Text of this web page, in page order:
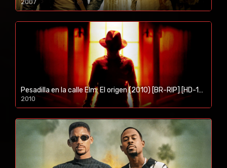
2007
1080p/720p
Pesadilla en la calle Elm: El origen (2010) [BR-RIP] [HD-1080p]
2010
1080p/720p